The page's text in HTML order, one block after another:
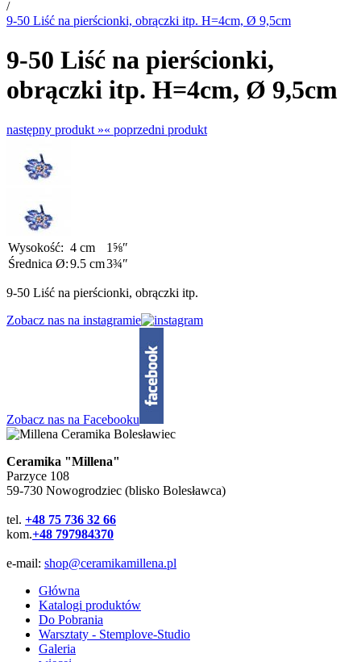
/
9-50 Liść na pierścionki, obrączki itp. H=4cm, Ø 9,5cm
9-50 Liść na pierścionki,
obrączki itp. H=4cm, Ø 9,5cm
następny produkt »« poprzedni produkt
Wysokość: 4 cm
1⅝″
Średnica Ø:9.5 cm3¾″
9-50 Liść na pierścionki, obrączki itp.
Zobacz nas na instagramie
Zobacz nas na Facebooku
Ceramika "Millena"
Parzyce 108
59-730 Nowogrodziec (blisko Bolesławca)
tel. +48 75 736 32 66
kom.+48 797984370
e-mail: shop@ceramikamillena.pl
Główna
Katalogi produktów
Do Pobrania
Warsztaty - Stemplove-Studio
Galeria